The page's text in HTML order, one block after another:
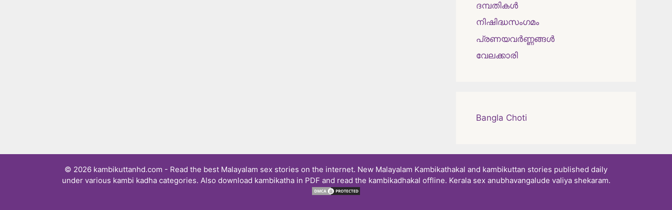
ദമ്പതികള്‍
നിഷിദ്ധസംഗമം
പ്രണയവർണ്ണങ്ങൾ
വേലക്കാരി
Bangla Choti
© 2026 kambikuttanhd.com - Read the best Malayalam sex stories on the internet. New Malayalam Kambikathakal and kambikuttan stories published daily
under various kambi kadha categories. Also download kambikatha in PDF and read the kambikadhakal offline. Kerala sex anubhavangalude valiya shekaram.